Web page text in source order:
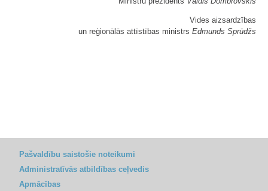
Vides aizsardzības
un reģionālās attīstības ministrs Edmunds Sprūdžs
Pašvaldību saistošie noteikumi
Administratīvās atbildības ceļvedis
Apmācības